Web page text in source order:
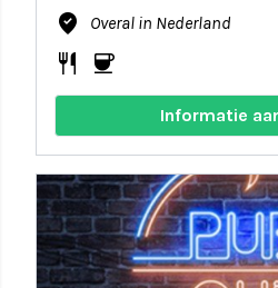
where_to_vote Overal in Nederland
restaurant coffee
Informatie